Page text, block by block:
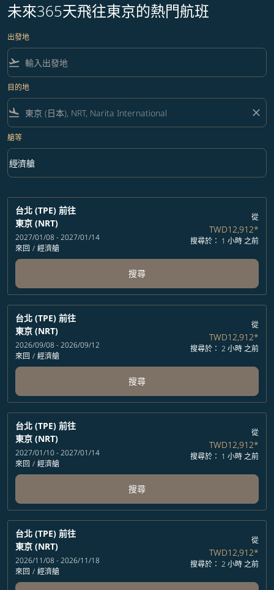
未來365天飛往東京的熱門航班
出發地
flight_takeoff
目的地
flight_land close
艙等
艙等 option 經濟艙 Selected
經濟艙
keyboard_arrow_down
台北 (TPE) 前往
東京 (NRT)
2027/01/08 - 2027/01/14
來回 / 經濟艙
從
TWD12,912*
搜尋於： 1 小時 之前
搜尋
台北 (TPE) 前往
東京 (NRT)
2026/09/08 - 2026/09/12
來回 / 經濟艙
從
TWD12,912*
搜尋於： 2 小時 之前
搜尋
台北 (TPE) 前往
東京 (NRT)
2027/01/10 - 2027/01/14
來回 / 經濟艙
從
TWD12,912*
搜尋於： 1 小時 之前
搜尋
台北 (TPE) 前往
東京 (NRT)
2026/11/08 - 2026/11/18
來回 / 經濟艙
從
TWD12,912*
搜尋於： 2 小時 之前